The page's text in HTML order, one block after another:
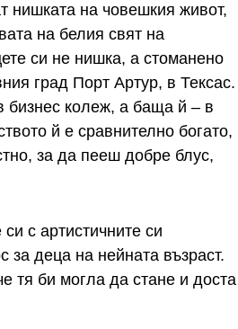
нишката на човешкия живот,
на белия свят на
си не нишка, а стоманено
град Порт Артур, в Тексас.
бизнес колеж, а баща й – в
й е сравнително богато,
за да пееш добре блус,
с артистичните си
за деца на нейната възраст.
тя би могла да стане и доста